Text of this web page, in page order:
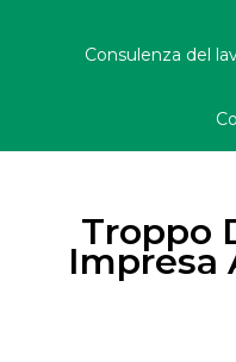
Consulenza del
Troppo
Impresa